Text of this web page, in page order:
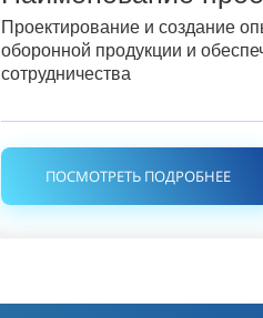
Проектирование и создание
оборонной продукции и
сотрудничества
ПОСМОТРЕТЬ ПОДРОБНЕЕ